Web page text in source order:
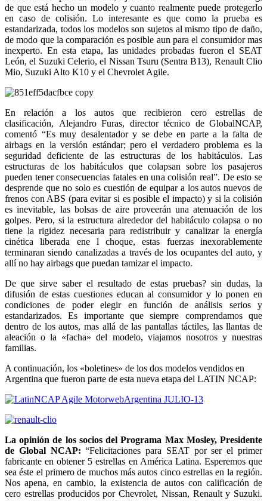
de que está hecho un modelo y cuanto realmente puede protegerlo
en caso de colisión. Lo interesante es que como la prueba es
estandarizada, todos los modelos son sujetos al mismo tipo de daño,
de modo que la comparación es posible aun para el consumidor mas
inexperto. En esta etapa, las unidades probadas fueron el SEAT
León, el Suzuki Celerio, el Nissan Tsuru (Sentra B13), Renault Clio
Mio, Suzuki Alto K10 y el Chevrolet Agile.
En relación a los autos que recibieron cero estrellas de
clasificación, Alejandro Furas, director técnico de GlobalNCAP,
comentó “Es muy desalentador y se debe en parte a la falta de
airbags en la versión estándar; pero el verdadero problema es la
seguridad deficiente de las estructuras de los habitáculos. Las
estructuras de los habitáculos que colapsan sobre los pasajeros
pueden tener consecuencias fatales en una colisión real”. De esto se
desprende que no solo es cuestión de equipar a los autos nuevos de
frenos con ABS (para evitar si es posible el impacto) y si la colisión
es inevitable, las bolsas de aire proveerán una atenuación de los
golpes. Pero, si la estructura alrededor del habitáculo colapsa o no
tiene la rigidez necesaria para redistribuir y canalizar la energía
cinética liberada ene l choque, estas fuerzas inexorablemente
terminaran siendo canalizadas a través de los ocupantes del auto, y
allí no hay airbags que puedan tamizar el impacto.
De que sirve saber el resultado de estas pruebas? sin dudas, la
difusión de estas cuestiones educan al consumidor y lo ponen en
condiciones de poder elegir en función de análisis serios y
estandarizados. Es importante que siempre comprendamos que
dentro de los autos, mas allá de las pantallas táctiles, las llantas de
aleación o la «facha» del modelo, viajamos nosotros y nuestras
familias.
A continuación, los «boletines» de los dos modelos vendidos en
Argentina que fueron parte de esta nueva etapa del LATIN NCAP:
La opinión de los socios del Programa Max Mosley, Presidente
de Global NCAP: “Felicitaciones para SEAT por ser el primer
fabricante en obtener 5 estrellas en América Latina. Esperemos que
sea éste el primero de muchos más autos cinco estrellas en la región.
Nos apena, en cambio, la existencia de autos con calificación de
cero estrellas producidos por Chevrolet, Nissan, Renault y Suzuki.